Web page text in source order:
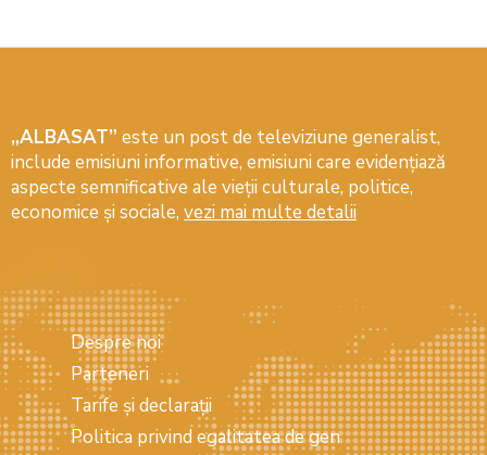
„ALBASAT” este un post de televiziune generalist,
include emisiuni informative, emisiuni care evidenţiază
aspecte semnificative ale vieţii culturale, politice,
economice şi sociale, vezi mai multe detalii
Despre noi
Parteneri
Tarife și declarații
Politica privind egalitatea de gen